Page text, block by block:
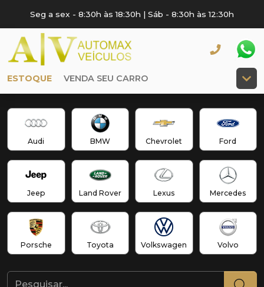
Seg a sex - 8:30h às 18:30h | Sáb - 8:30h às 12:30h
ESTOQUE VENDA SEU CARRO
Audi BMW Chevrolet Ford
Jeep Land Rover Lexus Mercedes
Porsche Toyota Volkswagen Volvo